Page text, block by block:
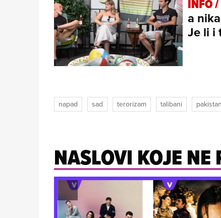
INFO /
a
Je li i
napad sad terorizam talibani pakistan
NASLOVI KOJE NE